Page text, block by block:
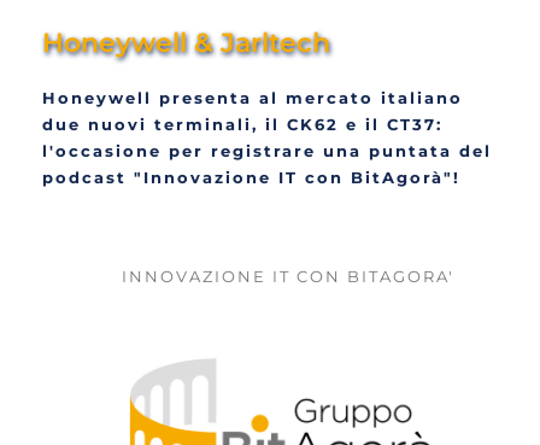
Honeywell & Jarltech
Honeywell presenta al mercato italiano
due nuovi terminali, il CK62 e il CT37:
l'occasione per registrare una puntata del
podcast "Innovazione IT con BitAgorà"!
INNOVAZIONE IT CON BITAGORA'